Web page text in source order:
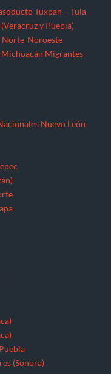
Tuxpan – Tula
y Puebla)
Norte-Noroeste
Michoacán Migrantes
Nuevo León
(Sonora)